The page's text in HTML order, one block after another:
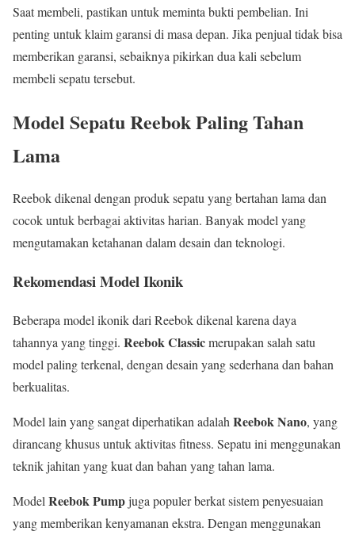
Saat membeli, pastikan untuk meminta bukti pembelian. Ini
penting untuk klaim garansi di masa depan. Jika penjual tidak bisa
memberikan garansi, sebaiknya pikirkan dua kali sebelum
membeli sepatu tersebut.
Model Sepatu Reebok Paling Tahan
Lama
Reebok dikenal dengan produk sepatu yang bertahan lama dan
cocok untuk berbagai aktivitas harian. Banyak model yang
mengutamakan ketahanan dalam desain dan teknologi.
Rekomendasi Model Ikonik
Beberapa model ikonik dari Reebok dikenal karena daya
tahannya yang tinggi. Reebok Classicmerupakan salah satu
model paling terkenal, dengan desain yang sederhana dan bahan
berkualitas.
Model lain yang sangat diperhatikan adalah Reebok Nano, yang
dirancang khusus untuk aktivitas fitness. Sepatu ini menggunakan
teknik jahitan yang kuat dan bahan yang tahan lama.
Model Reebok Pumpjuga populer berkat sistem penyesuaian
yang memberikan kenyamanan ekstra. Dengan menggunakan